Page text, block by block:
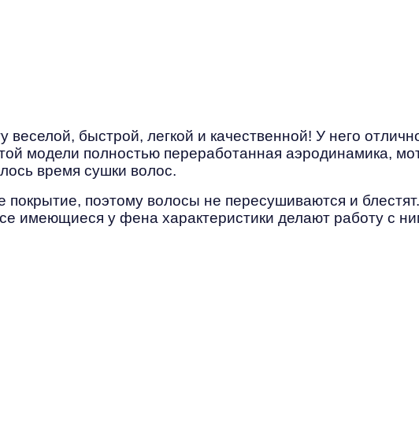
быстрой, легкой и качественной! У него
модели полностью переработанная аэродинамика,
время сушки волос.
поэтому волосы не пересушиваются и
имеющиеся у фена характеристики делают работу с